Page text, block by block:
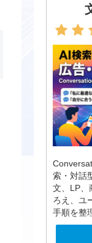
索・対話
文、LP、
ろえ、ユ
手順を整